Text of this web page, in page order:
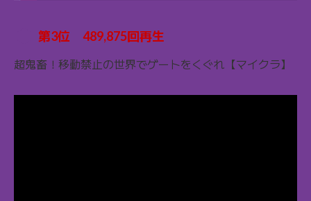
第3位 489,875回再生
超鬼畜！移動禁止の世界でゲートをくぐれ【マイクラ】